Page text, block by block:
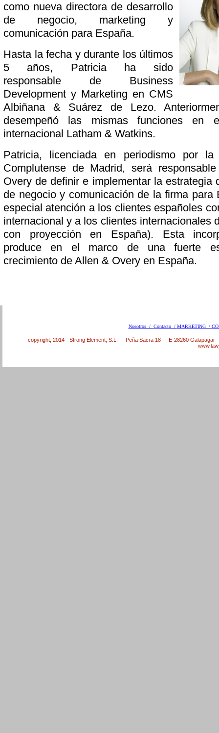
como nueva directora de desarrollo
de negocio, marketing y
comunicación para España.
Hasta la fecha y durante los últimos
5 años, Patricia ha sido
responsable de Business
Development y Marketing en CMS
Albiñana & Suárez de Lezo.
desempeñó las mismas funciones en
internacional Latham & Watkins.
Patricia, licenciada en periodismo por la
Complutense de Madrid, será
Overy de definir e implementar la estrategia
de negocio y comunicación de la firma para
especial atención a los clientes españoles
internacional y a los clientes internacionales
con proyección en España). Esta
produce en el marco de una fuerte
crecimiento de Allen & Overy en España.
Nosotros / Contacto / MARKETING /
copyright, 2014 - Strong Element, S.L. - Peña Sacra 18 - E-28260